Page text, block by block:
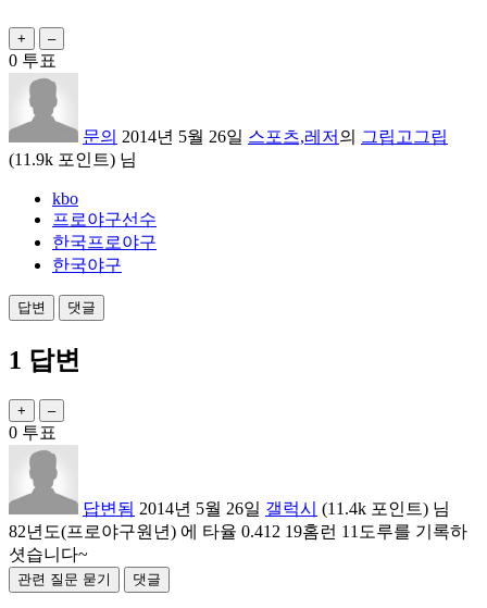
0 투표
문의 2014년 5월 26일 스포츠,레저 의 그립고그립
(11.9k 포인트) 님
kbo
프로야구선수
한국프로야구
한국야구
1 답변
0 투표
답변됨 2014년 5월 26일 갤럭시 (11.4k 포인트) 님
82년도(프로야구원년) 에 타율 0.412 19홈런 11도루를 기록하
셧습니다~